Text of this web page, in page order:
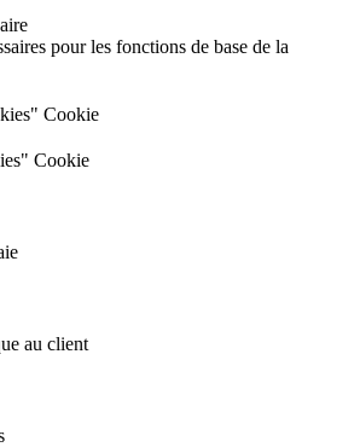
pour les fonctions de base de la
Cookie
Cookie
au client